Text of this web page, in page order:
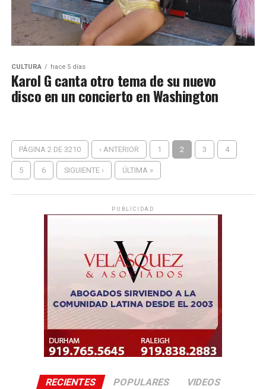
CULTURA hace 5 días
Karol G canta otro tema de su nuevo
disco en un concierto en Washington
PÁGINA 2 DE 3210 ‹ ANTERIOR 1 2 3 4
5 6 SIGUIENTE › ÚLTIMA »
PUBLICIDAD
RECIENTES POPULARES VIDEOS